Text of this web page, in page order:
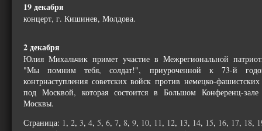
19 декабря
концерт, г. Кишинев, Молдова.
2 декабря
Юлия Михальчик примет участие в Межрегиональной
"Мы помним тебя, солдат!", приуроченной к 73-й
контрнаступления советских войск против немецко-
под Москвой, которая состоится в Большом Конференц-зале
Москвы.
Страница: 1, 2, 3, 4, 5, 6, 7, 8, 9, 10, 11, 12, 13, 14, 15, 16, 17, 18,